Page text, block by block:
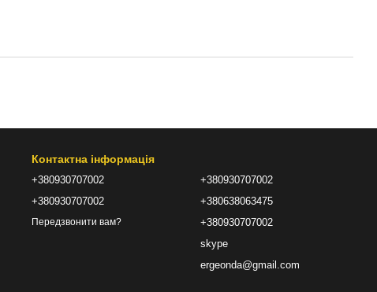
Контактна інформація
+380930707002
+380930707002
Передзвонити вам?
+380930707002
+380638063475
+380930707002
skype
ergeonda@gmail.com